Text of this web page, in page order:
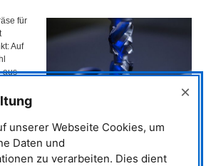
Diese Fräse stellt die Firma selbst her. ©
für
Auf
aus
Eine
ist der französische Hersteller
×
unserer Webseite Cookies, um
Daten und
zu verarbeiten. Dies dient